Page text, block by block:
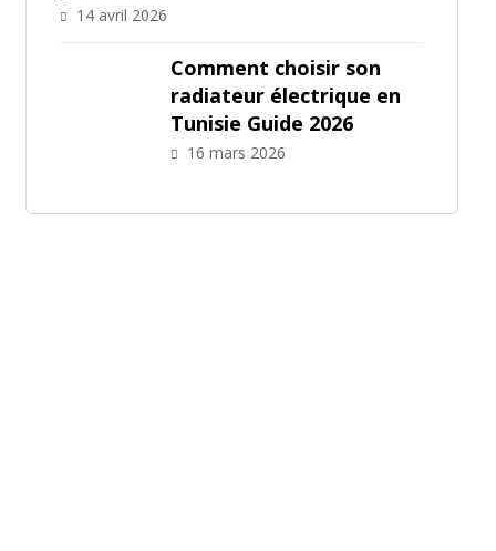
14 avril 2026
Comment choisir son
radiateur électrique en
Tunisie Guide 2026
16 mars 2026